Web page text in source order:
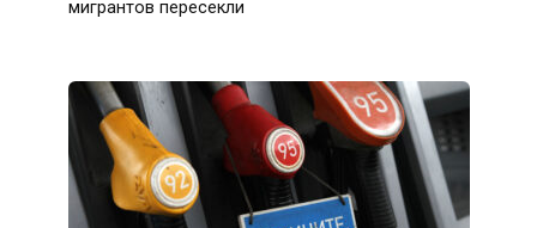
мигрантов пересекли